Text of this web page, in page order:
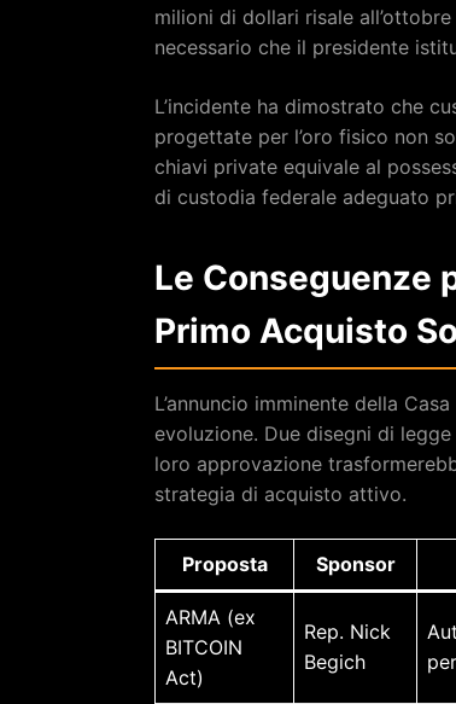
milioni di dollari risale
necessario che il presidente
L’incidente ha dimostrato che
progettate per l’oro fisico non
chiavi private equivale al
di custodia federale adeguato
Le Conseguenze
Primo Acquisto
L’annuncio imminente della
evoluzione. Due disegni di
loro approvazione
strategia di acquisto attivo.
Proposta Sponsor
ARMA (ex
BITCOIN
Act)
Rep. Nick
Begich